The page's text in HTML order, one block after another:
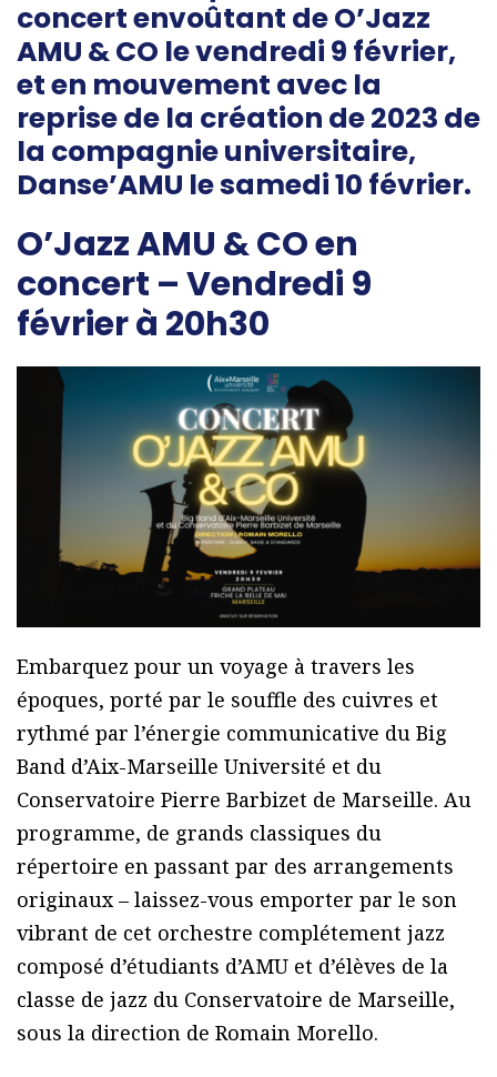
concert envoûtant de O’Jazz
AMU & CO le vendredi 9 février,
et en mouvement avec la
reprise de la création de 2023 de
la compagnie universitaire,
Danse’AMU le samedi 10 février.
O’Jazz AMU & CO en
concert – Vendredi 9
février à 20h30
Embarquez pour un voyage à travers les
époques, porté par le souffle des cuivres et
rythmé par l’énergie communicative du Big
Band d’Aix-Marseille Université et du
Conservatoire Pierre Barbizet de Marseille. Au
programme, de grands classiques du
répertoire en passant par des arrangements
originaux – laissez-vous emporter par le son
vibrant de cet orchestre complétement jazz
composé d’étudiants d’AMU et d’élèves de la
classe de jazz du Conservatoire de Marseille,
sous la direction de Romain Morello.